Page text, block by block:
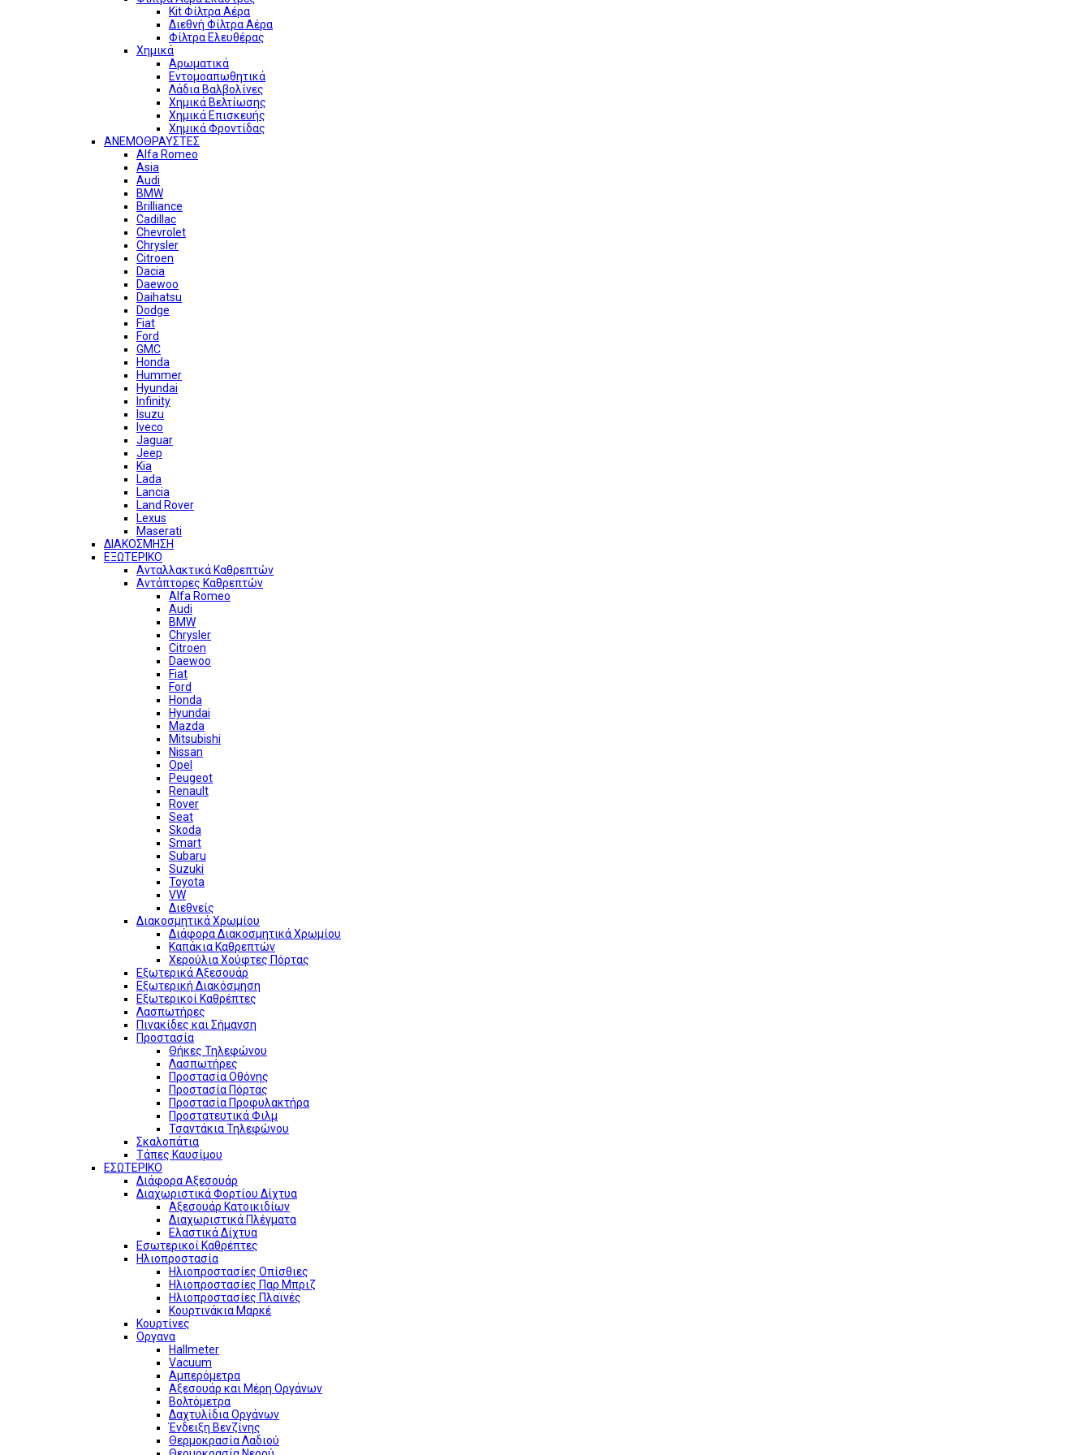
Kit Φίλτρα Αέρα
Διεθνή Φίλτρα Αέρα
Φίλτρα Ελευθέρας
Χημικά
Αρωματικά
Εντομοαπωθητικά
Λάδια Βαλβολίνες
Χημικά Βελτίωσης
Χημικά Επισκευής
Χημικά Φροντίδας
ΑΝΕΜΟΘΡΑΥΣΤΕΣ
Alfa Romeo
Asia
Audi
BMW
Brilliance
Cadillac
Chevrolet
Chrysler
Citroen
Dacia
Daewoo
Daihatsu
Dodge
Fiat
Ford
GMC
Honda
Hummer
Hyundai
Infinity
Isuzu
Iveco
Jaguar
Jeep
Kia
Lada
Lancia
Land Rover
Lexus
Maserati
ΔΙΑΚΟΣΜΗΣΗ
ΕΞΩΤΕΡΙΚΟ
Ανταλλακτικά Καθρεπτών
Αντάπτορες Καθρεπτών
Alfa Romeo
Audi
BMW
Chrysler
Citroen
Daewoo
Fiat
Ford
Honda
Hyundai
Mazda
Mitsubishi
Nissan
Opel
Peugeot
Renault
Rover
Seat
Skoda
Smart
Subaru
Suzuki
Toyota
VW
Διεθνείς
Διακοσμητικά Χρωμίου
Διάφορα Διακοσμητικά Χρωμίου
Καπάκια Καθρεπτών
Χερούλια Χούφτες Πόρτας
Εξωτερικά Αξεσουάρ
Εξωτερική Διακόσμηση
Εξωτερικοί Καθρέπτες
Λασπωτήρες
Πινακίδες και Σήμανση
Προστασία
Θήκες Τηλεφώνου
Λασπωτήρες
Προστασία Οθόνης
Προστασία Πόρτας
Προστασία Προφυλακτήρα
Προστατευτικά Φιλμ
Τσαντάκια Τηλεφώνου
Σκαλοπάτια
Τάπες Καυσίμου
ΕΣΩΤΕΡΙΚΟ
Διάφορα Αξεσουάρ
Διαχωριστικά Φορτίου Δίχτυα
Αξεσουάρ Κατοικιδίων
Διαχωριστικά Πλέγματα
Ελαστικά Δίχτυα
Εσωτερικοί Καθρέπτες
Ηλιοπροστασία
Ηλιοπροστασίες Οπίσθιες
Ηλιοπροστασίες Παρ Μπριζ
Ηλιοπροστασίες Πλαϊνές
Κουρτινάκια Μαρκέ
Κουρτίνες
Οργανα
Hallmeter
Vacuum
Αμπερόμετρα
Αξεσουάρ και Μέρη Οργάνων
Βολτόμετρα
Δαχτυλίδια Οργάνων
Ένδειξη Βενζίνης
Θερμοκρασία Λαδιού